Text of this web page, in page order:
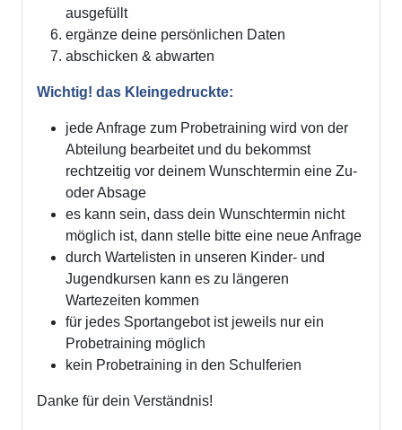
ausgefüllt
ergänze deine persönlichen Daten
abschicken & abwarten
Wichtig! das Kleingedruckte:
jede Anfrage zum Probetraining wird von der
Abteilung bearbeitet und du bekommst
rechtzeitig vor deinem Wunschtermin eine Zu-
oder Absage
es kann sein, dass dein Wunschtermin nicht
möglich ist, dann stelle bitte eine neue Anfrage
durch Wartelisten in unseren Kinder- und
Jugendkursen kann es zu längeren
Wartezeiten kommen
für jedes Sportangebot ist jeweils nur ein
Probetraining möglich
kein Probetraining in den Schulferien
Danke für dein Verständnis!